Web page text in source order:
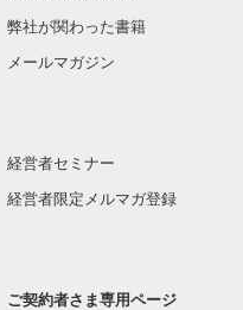
弊社が関わった書籍
メールマガジン
経営者セミナー
経営者限定メルマガ登録
ご契約者さま専用ページ